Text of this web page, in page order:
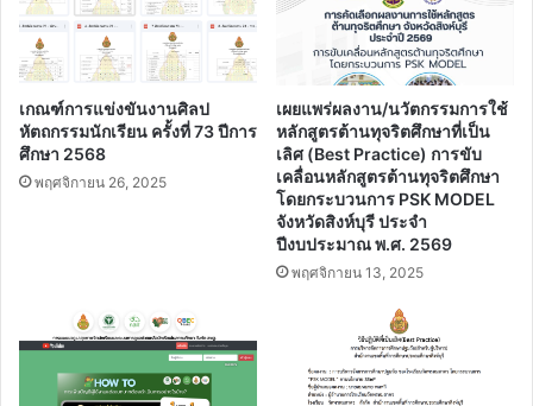
เกณฑ์การแข่งขันงานศิลป
หัตถกรรมนักเรียน ครั้งที่ 73 ปีการ
ศึกษา 2568
พฤศจิกายน 26, 2025
เผยแพร่ผลงาน/นวัตกรรมการใช้
หลักสูตรต้านทุจริตศึกษาที่เป็น
เลิศ (Best Practice) การขับ
เคลื่อนหลักสูตรต้านทุจริตศึกษา
โดยกระบวนการ PSK MODEL
จังหวัดสิงห์บุรี ประจํา
ปีงบประมาณ พ.ศ. 2569
พฤศจิกายน 13, 2025